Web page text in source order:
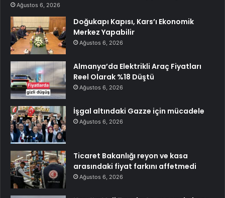
Ağustos 6, 2026
Doğukapı Kapısı, Kars’ı Ekonomik
Merkez Yapabilir
Ağustos 6, 2026
Almanya’da Elektrikli Araç Fiyatları
Reel Olarak %18 Düştü
Ağustos 6, 2026
İşgal altındaki Gazze için mücadele
Ağustos 6, 2026
Ticaret Bakanlığı reyon ve kasa
arasındaki fiyat farkını affetmedi
Ağustos 6, 2026